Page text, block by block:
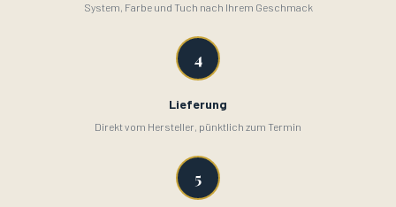
System, Farbe und Tuch nach Ihrem Geschmack
4
Lieferung
Direkt vom Hersteller, pünktlich zum Termin
5